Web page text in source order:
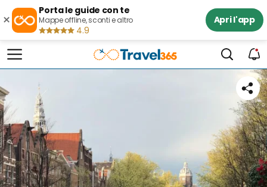
×
Porta le guide con te
Mappe offline, sconti e altro
4.9
Apri l'app